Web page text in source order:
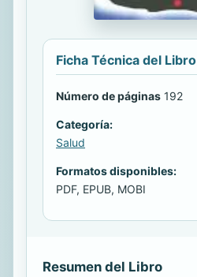
Ficha Técnica del Libro
Número de páginas 192
Categoría:
Salud
Formatos disponibles:
PDF, EPUB, MOBI
Resumen del Libro